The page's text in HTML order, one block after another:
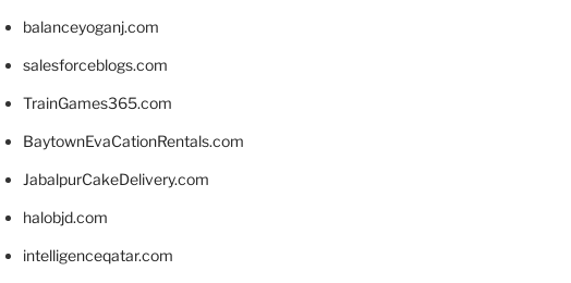
balanceyoganj.com
salesforceblogs.com
TrainGames365.com
BaytownEvaCationRentals.com
JabalpurCakeDelivery.com
halobjd.com
intelligenceqatar.com